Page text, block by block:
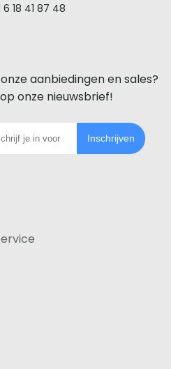
6 18 41 87 48
aanbiedingen en sales?
onze nieuwsbrief!
Inschrijven